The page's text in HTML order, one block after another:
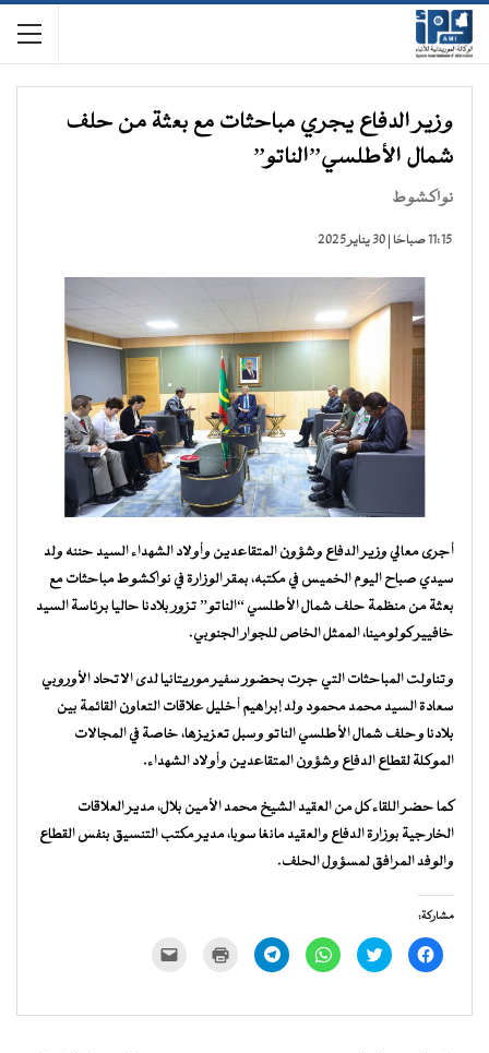
وزير الدفاع يجري مباحثات مع بعثة من حلف
شمال الأطلسي”الناتو”
نواكشوط
11:15 صباحًا | 30 يناير 2025
أجرى معالي وزير الدفاع وشؤون المتقاعدين وأولاد الشهداء السيد حننه ولد
سيدي صباح اليوم الخميس في مكتبه، بمقر الوزارة في نواكشوط مباحثات مع
بعثة من منظمة حلف شمال الأطلسي “الناتو” تزور بلادنا حاليا برئاسة السيد
خافيير كولومينا، الممثل الخاص للجوار الجنوبي.
وتناولت المباحثات التي جرت بحضور سفير موريتانيا لدى الاتحاد الأوروبي
سعادة السيد محمد محمود ولد إبراهيم أخليل علاقات التعاون القائمة بين
بلادنا وحلف شمال الأطلسي الناتو وسبل تعزيزها، خاصة في المجالات
الموكلة لقطاع الدفاع وشؤون المتقاعدين وأولاد الشهداء.
كما حضر اللقاء كل من العقيد الشيخ محمد الأمين بلال، مدير العلاقات
الخارجية بوزارة الدفاع والعقيد مانغا سوبا، مدير مكتب التنسيق بنفس القطاع
والوفد المرافق لمسؤول الحلف.
مشاركة:
انقر
للمشاركة
في
اضغط
للمشاركة
في
انقر
للمشاركة
في
انقر
للمشاركة
في
للطباعة
جديدة) الإلكتروني